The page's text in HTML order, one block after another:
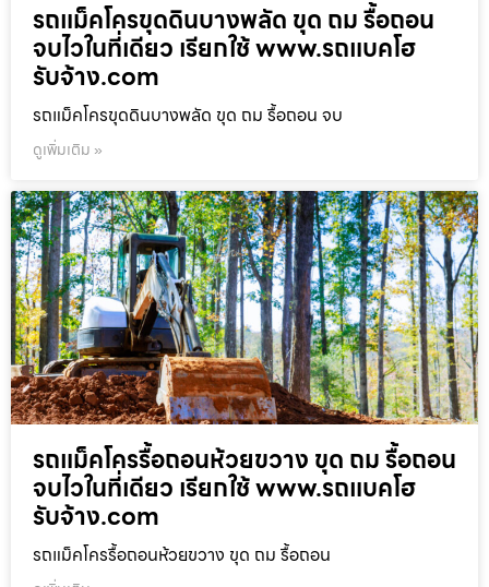
รถแม็คโครขุดดินบางพลัด ขุด ถม รื้อถอน
จบไวในที่เดียว เรียกใช้ www.รถแบคโฮ
รับจ้าง.com
รถแม็คโครขุดดินบางพลัด ขุด ถม รื้อถอน จบ
ดูเพิ่มเติม »
รถแม็คโครรื้อถอนห้วยขวาง ขุด ถม รื้อถอน
จบไวในที่เดียว เรียกใช้ www.รถแบคโฮ
รับจ้าง.com
รถแม็คโครรื้อถอนห้วยขวาง ขุด ถม รื้อถอน